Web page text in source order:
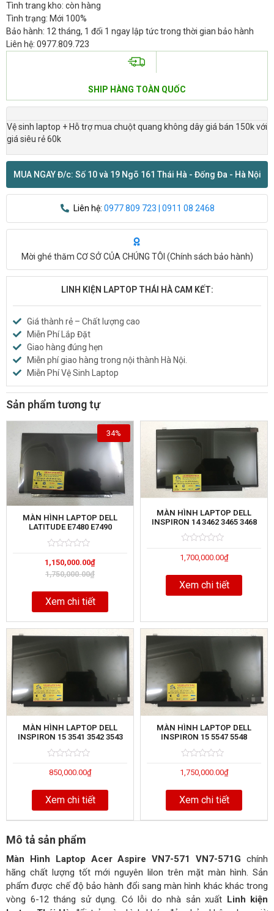
Tình trang kho: còn hàng
Tình trạng: Mới 100%
Bảo hành: 12 tháng, 1 đổi 1 ngay lập tức trong thời gian bảo hành
Liên hệ: 0977.809.723
SHIP HÀNG TOÀN QUỐC
Vệ sinh laptop + Hỗ trợ mua chuột quang không dây giá bán 150k với
giá siêu rẻ 60k
MUA NGAY Đ/c: Số 10 và 19 Ngõ 161 Thái Hà - Đống Đa - Hà Nội
Liên hệ: 0977 809 723 | 0911 08 2468
Mời ghé thăm CƠ SỞ CỦA CHÚNG TÔI (Chính sách bảo hành)
LINH KIỆN LAPTOP THÁI HÀ CAM KẾT:
Giá thành rẻ – Chất lượng cao
Miễn Phí Lắp Đặt
Giao hàng đúng hẹn
Miễn phí giao hàng trong nội thành Hà Nội.
Miễn Phí Vệ Sinh Laptop
Sản phẩm tương tự
MÀN HÌNH LAPTOP DELL
LATITUDE E7480 E7490
0
out
of
1,750,000.00₫
1,150,000.00₫
34%
Xem chi tiết
MÀN HÌNH LAPTOP DELL
INSPIRON 14 3462 3465 3468
0
of
1,700,000.00₫
Xem chi tiết
MÀN HÌNH LAPTOP DELL
INSPIRON 15 3541 3542 3543
0
of
850,000.00₫
Xem chi tiết
MÀN HÌNH LAPTOP DELL
INSPIRON 15 5547 5548
0
of
1,750,000.00₫
Xem chi tiết
Mô tả sản phẩm
Màn Hình Laptop Acer Aspire VN7-571 VN7-571G chính
hãng chất lượng tốt mới nguyên lilon trên mặt màn hình. Sản
phẩm được chế độ bảo hành đổi sang màn hình khác khác trong
vòng 6-12 tháng sử dụng. Có lỗi do nhà sản xuất Linh kiện